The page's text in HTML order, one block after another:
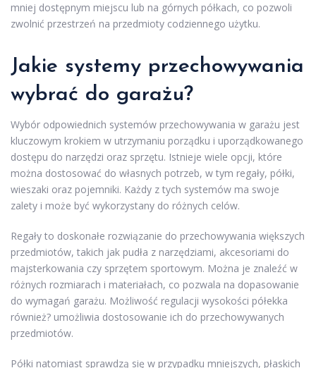
mniej dostępnym miejscu lub na górnych półkach, co pozwoli
zwolnić przestrzeń na przedmioty codziennego użytku.
Jakie systemy przechowywania
wybrać do garażu?
Wybór odpowiednich systemów przechowywania w garażu jest
kluczowym krokiem w utrzymaniu porządku i uporządkowanego
dostępu do narzędzi oraz sprzętu. Istnieje wiele opcji, które
można dostosować do własnych potrzeb, w tym regały, półki,
wieszaki oraz pojemniki. Każdy z tych systemów ma swoje
zalety i może być wykorzystany do różnych celów.
Regały to doskonałe rozwiązanie do przechowywania większych
przedmiotów, takich jak pudła z narzędziami, akcesoriami do
majsterkowania czy sprzętem sportowym. Można je znaleźć w
różnych rozmiarach i materiałach, co pozwala na dopasowanie
do wymagań garażu. Możliwość regulacji wysokości półekka
również? umożliwia dostosowanie ich do przechowywanych
przedmiotów.
Półki natomiast sprawdzą się w przypadku mniejszych, płaskich